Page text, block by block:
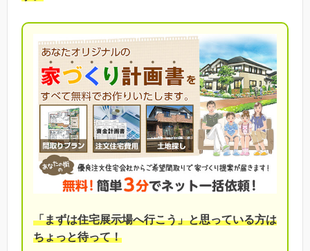
「まずは住宅展示場へ行こう」と思っている方は
ちょっと待って！